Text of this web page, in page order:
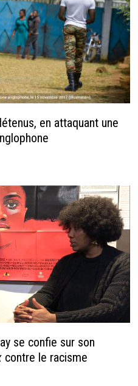
en attaquant une
se confie sur son
contre le racisme